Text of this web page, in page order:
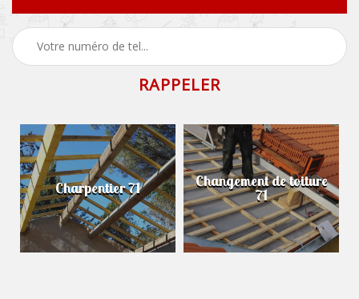
Charpentier 71 Changement de toiture
71